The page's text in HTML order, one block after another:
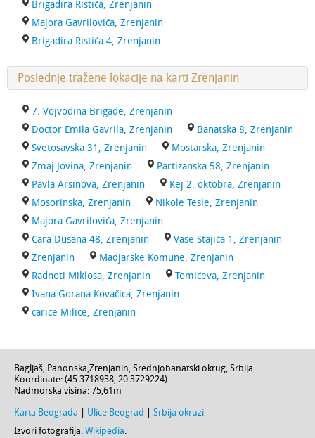
Brigadira Ristića, Zrenjanin
Majora Gavrilovića, Zrenjanin
Brigadira Ristića 4, Zrenjanin
Poslednje tražene lokacije na karti Zrenjanin
7. Vojvodina Brigade, Zrenjanin
Doctor Emila Gavrila, Zrenjanin
Banatska 8, Zrenjanin
Svetosavska 31, Zrenjanin
Mostarska, Zrenjanin
Zmaj Jovina, Zrenjanin
Partizanska 58, Zrenjanin
Pavla Arsinova, Zrenjanin
Kej 2. oktobra, Zrenjanin
Mosorinska, Zrenjanin
Nikole Tesle, Zrenjanin
Majora Gavrilovića, Zrenjanin
Cara Dusana 48, Zrenjanin
Vase Stajića 1, Zrenjanin
Zrenjanin
Madjarske Komune, Zrenjanin
Radnoti Miklosa, Zrenjanin
Tomićeva, Zrenjanin
Ivana Gorana Kovačica, Zrenjanin
carice Milice, Zrenjanin
Bagljaš, Panonska,Zrenjanin, Srednjobanatski okrug, Srbija
Koordinate: (45.3718938, 20.3729224)
Nadmorska visina: 75,61m
Karta Beograda Ulice Beograd
Srbija okruzi
Izvori fotografija: Wikipedia.